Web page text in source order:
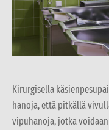
Kirurgisella
hanoja, että pitkällä
vipuhanoja, jotka